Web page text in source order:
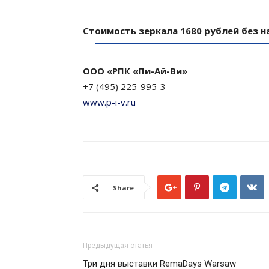
Стоимость зеркала 1680 рублей без
ООО «РПК «Пи-Ай-Ви»
+7 (495) 225-995-3
www.p-i-v.ru
Share
Предыдущая статья
Три дня выставки RemaDays Warsaw